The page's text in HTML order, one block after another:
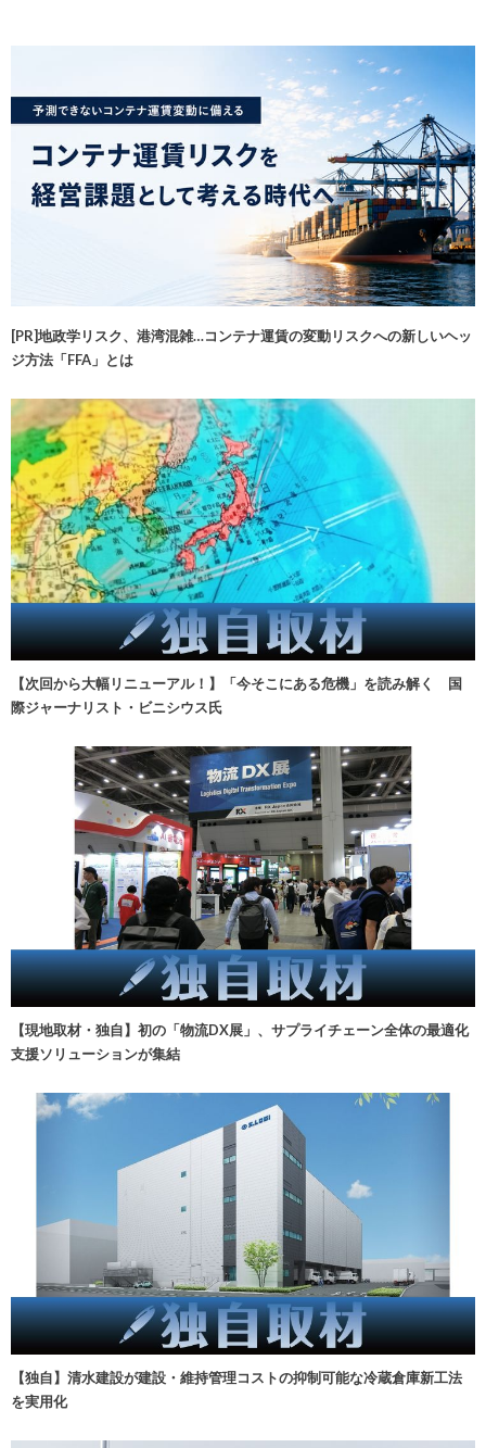
[PR]地政学リスク、港湾混雑…コンテナ運賃の変動リスクへの新しいヘッ
ジ方法「FFA」とは
【次回から大幅リニューアル！】「今そこにある危機」を読み解く 国
際ジャーナリスト・ビニシウス氏
【現地取材・独自】初の「物流DX展」、サプライチェーン全体の最適化
支援ソリューションが集結
【独自】清水建設が建設・維持管理コストの抑制可能な冷蔵倉庫新工法
を実用化